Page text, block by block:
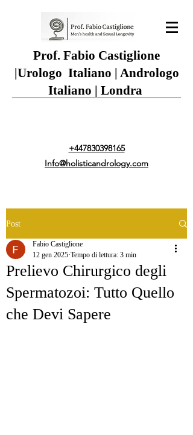
Prof. Fabio Castiglione
|Urologo Italiano | Andrologo
Italiano | Londra
+447830398165
Info@holisticandrology.com
Post
Prelievo Chirurgico degli
Spermatozoi: Tutto Quello
che Devi Sapere
Fabio Castiglione
12 gen 2025 Tempo di lettura: 3 min